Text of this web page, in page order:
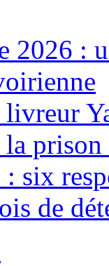
2026 :
la
six
de